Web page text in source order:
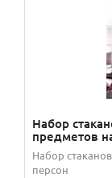
Набор
предметов
Набор
персон